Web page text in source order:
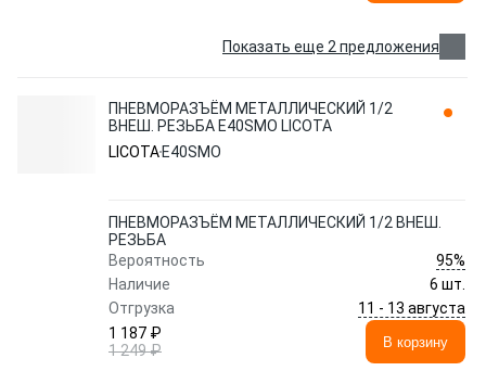
Показать еще 2 предложения
ПНЕВМОРАЗЪЁМ МЕТАЛЛИЧЕСКИЙ 1/2
ВНЕШ. РЕЗЬБА E40SMO LICOTA
LICOTA E40SMO
ПНЕВМОРАЗЪЁМ МЕТАЛЛИЧЕСКИЙ 1/2 ВНЕШ.
РЕЗЬБА
Вероятность
95%
Наличие
6 шт.
Отгрузка
11 - 13 августа
1 187 ₽
1 249 ₽
В корзину